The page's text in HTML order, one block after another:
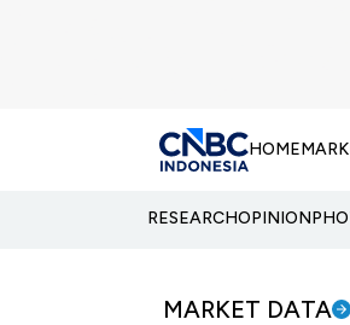
HOME
RESEARCHOPINION
MARKET DATA